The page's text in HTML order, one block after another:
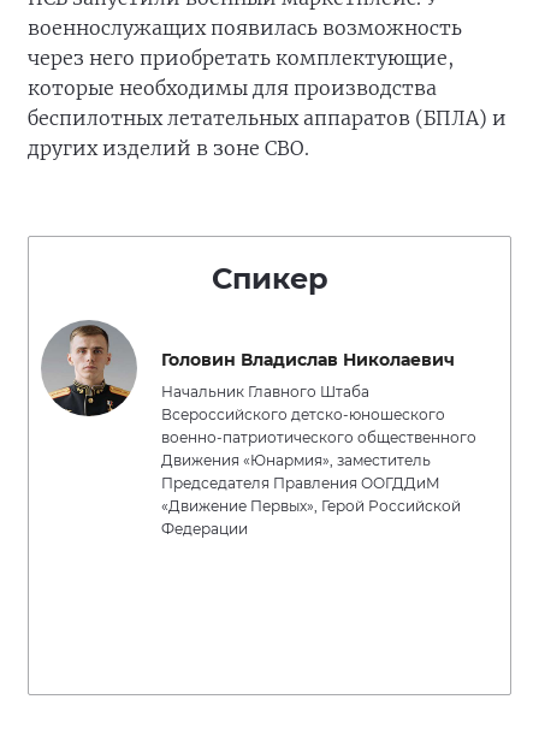
военнослужащих появилась возможность
через него приобретать комплектующие,
которые необходимы для производства
беспилотных летательных аппаратов (БПЛА) и
других изделий в зоне СВО.
Спикер
Головин Владислав Николаевич
Начальник Главного Штаба
Всероссийского детско-юношеского
военно-патриотического общественного
Движения «Юнармия», заместитель
Председателя Правления ООГДДиМ
«Движение Первых», Герой Российской
Федерации